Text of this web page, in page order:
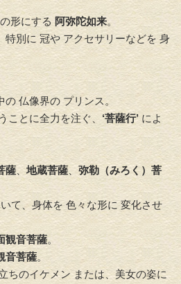
形にする 阿弥陀如来。
特別に 冠や アクセサリーなどを 身
仏像界の プリンス。
ことに全力を注ぐ、 ‘菩薩行’ によ
薩 、地蔵菩薩、 弥勒（みろく）菩
て、身体を 色々な形に 変化させ
観音菩薩。
音菩薩。
ちのイケメン または、美女の姿に